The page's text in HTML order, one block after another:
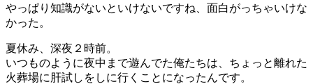
やっぱり知識がないといけないですね、面白がっちゃいけな
かった。
夏休み、深夜２時前。
いつものように夜中まで遊んでた俺たちは、ちょっと離れた
火葬場に肝試しをしに行くことになったんです。